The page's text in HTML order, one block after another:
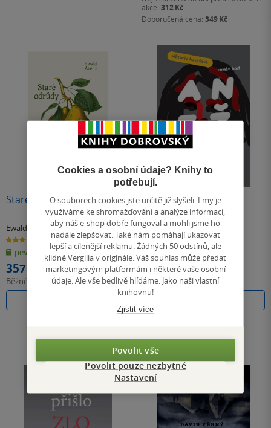
akce: 312 Kč
Doporučená cena: 349 Kč
Staré odrůdy
Ewald Arenz
4.5
z
5
hvězdiček
pevná vazba
357 Kč
Běžně
399 Kč
Anežka
Viktorie Hanišová
4.5
z
5
hvězdiček
pevná vazba
312 Kč
Běžně349 Kč
Cookies a osobní údaje? Knihy to
potřebují.
O souborech cookies jste určitě již slyšeli. I my je
využíváme ke shromažďování a analýze informací,
aby náš e-shop dobře fungoval a mohli jsme ho
nadále zlepšovat. Také nám pomáhají ukazovat
lepší a cílenější reklamu. Žádných 50 odstínů, ale
klidně Vergilia v originále. Váš souhlas může předat
marketingovým platformám i některé vaše osobní
údaje. Ale vše bedlivě hlídáme. Jako naši vlastní
knihovnu!
Zjistit více
Povolit vše
Povolit pouze nezbytné
Nastavení